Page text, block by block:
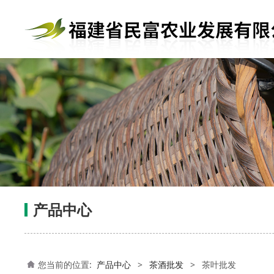
产品中心
您当前的位置: 产品中心 > 茶酒批发 > 茶叶批发